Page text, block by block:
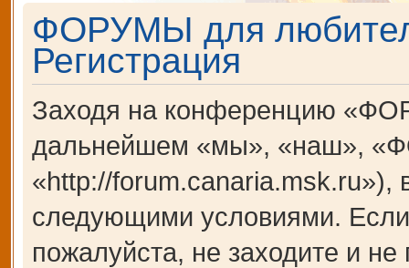
ФОРУМЫ для
Регистрация
Заходя на конференцию
дальнейшем «мы», «наш»,
«http://forum.canaria.msk.ru»),
следующими условиями.
пожалуйста, не заходите и